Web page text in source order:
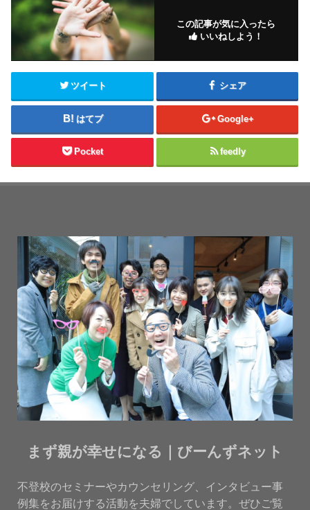
この記事が気に入ったら
いいねしよう！
ツイート シェア
はてブ Google+
Pocket feedly
まず親が幸せになる｜びーんずネット
不登校のセミナーやカウンセリング、インタビュー事
例集をお届けする活動を夫婦でしています。ぜひご覧